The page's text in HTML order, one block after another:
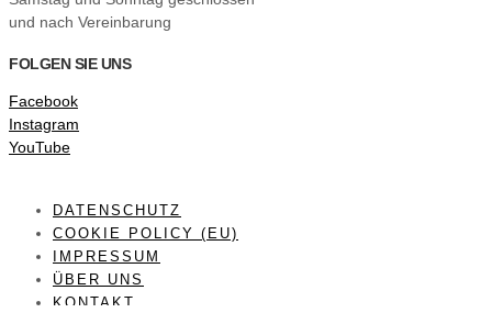
und nach Vereinbarung
FOLGEN SIE UNS
Facebook
Instagram
YouTube
DATENSCHUTZ
COOKIE POLICY (EU)
IMPRESSUM
ÜBER UNS
KONTAKT